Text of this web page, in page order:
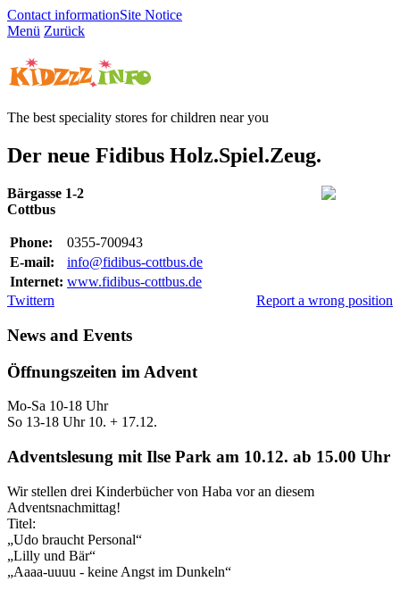
Contact informationSite Notice
Menü Zurück
The best speciality stores for children near you
Der neue Fidibus Holz.Spiel.Zeug.
Bärgasse 1-2
Cottbus
Phone:
0355-700943
E-mail:
info@fidibus-cottbus.de
Internet: www.fidibus-cottbus.de
Report a wrong position
Twittern
News and Events
Öffnungszeiten im Advent
Mo-Sa 10-18 Uhr
So 13-18 Uhr 10. + 17.12.
Adventslesung mit Ilse Park am 10.12. ab 15.00 Uhr
Wir stellen drei Kinderbücher von Haba vor an diesem
Adventsnachmittag!
Titel:
„Udo braucht Personal“
„Lilly und Bär“
„Aaaa-uuuu - keine Angst im Dunkeln“